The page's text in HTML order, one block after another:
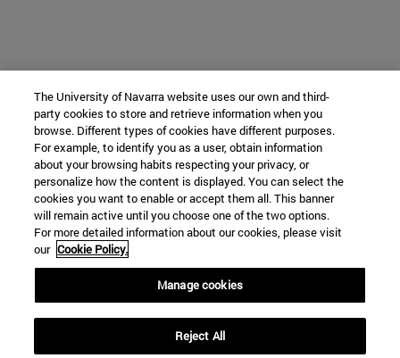
The University of Navarra website uses our own and third-
party cookies to store and retrieve information when you
browse. Different types of cookies have different purposes.
For example, to identify you as a user, obtain information
about your browsing habits respecting your privacy, or
personalize how the content is displayed. You can select the
cookies you want to enable or accept them all. This banner
will remain active until you choose one of the two options.
For more detailed information about our cookies, please visit
our Cookie Policy.
Manage cookies
Reject All